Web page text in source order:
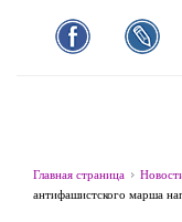
Главная страница
антифашистского марша